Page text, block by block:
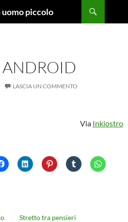
piccolo
ANDROID
LASCIA UN COMMENTO
Via Inkiostro
Stretto tra pensieri